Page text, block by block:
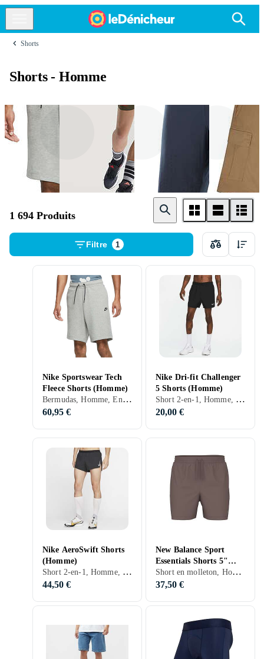
Shorts
Shorts - Homme
Adidas Salomon
1 694 Produits
Filtre 1
Nike Sportswear Tech
Fleece Shorts (Homme)
Bermudas, Homme, Entraînement & Fitness, S, M, L, XL, XXL, XS, Noir, Gris, Marron, Bleu, Rouge, Vert, Beige, Violet, Kaki
60,95 €
Nike Dri-fit Challenger
5 Shorts (Homme)
Short 2-en-1, Homme, Running, Entraînement & Fitness, S, M, L, XL, XXL, XS, Noir, Blanc, Argent, Gris, Turkos, Bleu, Rouge, Orange, Vert, Violet
20,00 €
Nike AeroSwift Shorts
(Homme)
Short 2-en-1, Homme, Fotboll, Golf, Running, Entraînement & Fitness, S, M, L, XL, XXL, XS, Noir, Blanc, Argent, Gris, Marron, Bleu, Rouge, Jaune, Orange, Vert, Beige, Rose, Violet
44,50 €
New Balance Sport
Essentials Shorts 5"
(Homme)
Short en molleton, Homme, Running, S, M, L, XL, XXL, XS, Noir, Gris, Bleu, Jaune, Vert, Rose
37,50 €